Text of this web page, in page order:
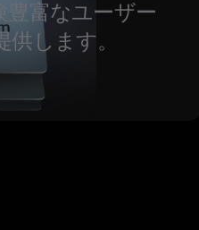
豊富なユーザー
します。